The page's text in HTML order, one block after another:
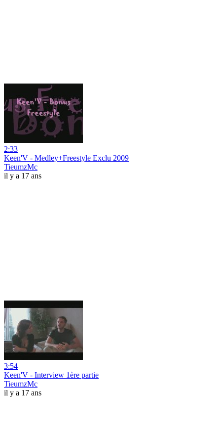
2:33
Keen'V - Medley+Freestyle Exclu 2009
TieumzMc
il y a 17 ans
3:54
Keen'V - Interview 1ère partie
TieumzMc
il y a 17 ans